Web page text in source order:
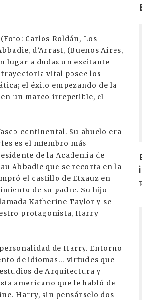
Carlos Roldán, Los
d’Arrast, (Buenos Aires,
lugar a dudas un excitante
vital posee los
el éxito empezando de la
un marco irrepetible, el
continental. Su abuelo era
es el miembro más
de la Academia de
Abbadie que se recorta en la
el castillo de Etxauz en
de su padre. Su hijo
Katherine Taylor y se
protagonista, Harry
de Harry. Entorno
de idiomas… virtudes que
de Arquitectura y
americano que le habló de
Harry, sin pensárselo dos